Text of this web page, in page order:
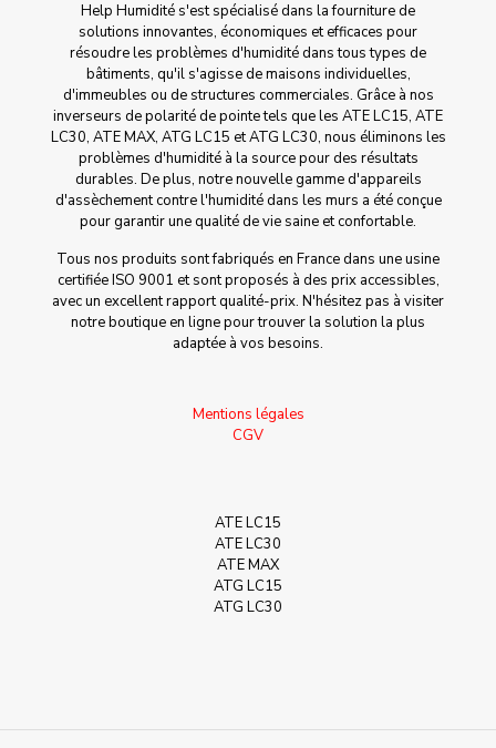
Help Humidité s'est spécialisé dans la fourniture de
solutions innovantes, économiques et efficaces pour
résoudre les problèmes d'humidité dans tous types de
bâtiments, qu'il s'agisse de maisons individuelles,
d'immeubles ou de structures commerciales. Grâce à nos
inverseurs de polarité de pointe tels que les ATE LC15, ATE
LC30, ATE MAX, ATG LC15 et ATG LC30, nous éliminons les
problèmes d'humidité à la source pour des résultats
durables. De plus, notre nouvelle gamme d'appareils
d'assèchement contre l'humidité dans les murs a été conçue
pour garantir une qualité de vie saine et confortable.
Tous nos produits sont fabriqués en France dans une usine
certifiée ISO 9001 et sont proposés à des prix accessibles,
avec un excellent rapport qualité-prix. N'hésitez pas à visiter
notre boutique en ligne pour trouver la solution la plus
adaptée à vos besoins.
Mentions légales
CGV
ATE LC15
ATE LC30
ATE MAX
ATG LC15
ATG LC30